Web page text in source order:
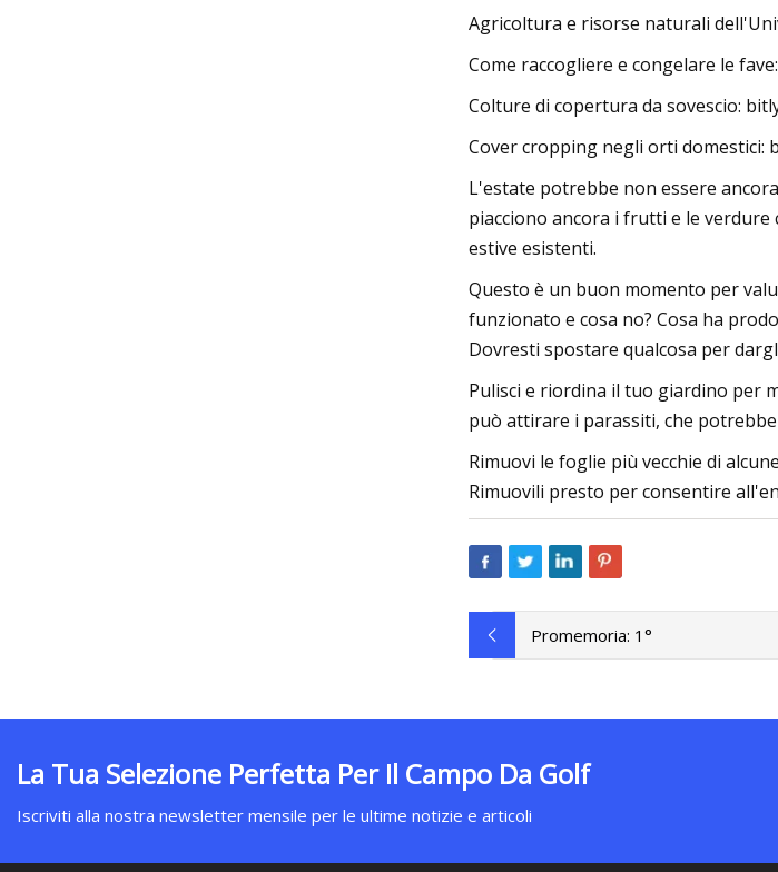
Agricoltura e risorse naturali
Come raccogliere e congelare le
Colture di copertura da sovescio:
Cover cropping negli orti domestici:
L'estate potrebbe non essere
piacciono ancora i frutti e le
estive esistenti.
Questo è un buon momento per
funzionato e cosa no? Cosa ha
Dovresti spostare qualcosa per
Pulisci e riordina il tuo giardino per
può attirare i parassiti, che
Rimuovi le foglie più vecchie di
Rimuovili presto per consentire
Promemoria: 1°
La Tua Selezione Perfetta Per Il Campo Da Golf
Iscriviti alla nostra newsletter mensile per le ultime notizie e articoli